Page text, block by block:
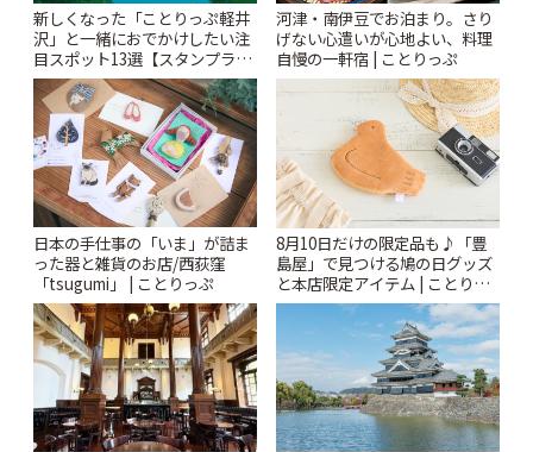
新しくなった「ことりっぷ軽井
沢」と一緒におでかけしたい注
目スポット13選【スタンプラリ
ー開催中】 | ことりっぷ
河津・南伊豆でお泊まり。さり
げない心遣いが心地よい、料理
自慢の一軒宿 | ことりっぷ
日本の手仕事の「いま」が詰ま
った器と雑貨のお店/西荻窪
「tsugumi」 | ことりっぷ
8月10日だけの限定品も♪「豊
島屋」で見つける鳩の日グッズ
と本店限定アイテム | ことりっ
ぷ